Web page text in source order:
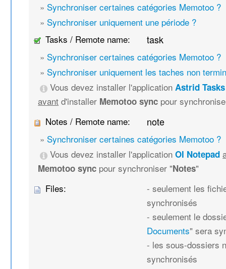
» Synchroniser certaines catégories Memotoo ?
» Synchroniser uniquement une période ?
Tasks / Remote name:
task
» Synchroniser certaines catégories Memotoo ?
» Synchroniser uniquement les taches non
Vous devez installer l'applicationAstrid
avant d'installer Memotoo sync pour
Notes / Remote name:
note
» Synchroniser certaines catégories Memotoo ?
Vous devez installer l'applicationOI Notepad
Memotoo sync pour synchroniser "Notes"
Files:
- seulement les
synchronisés
- seulement le
Documents" sera
- les sous-dossiers
synchronisés